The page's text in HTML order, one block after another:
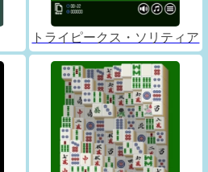
トライピークス・ソリティア